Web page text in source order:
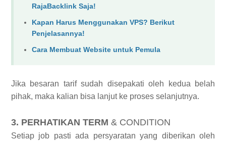
RajaBacklink Saja!
Kapan Harus Menggunakan VPS? Berikut
Penjelasannya!
Cara Membuat Website untuk Pemula
Jika besaran tarif sudah disepakati oleh kedua belah
pihak, maka kalian bisa lanjut ke proses selanjutnya.
3. PERHATIKAN TERM & CONDITION
Setiap job pasti ada persyaratan yang diberikan oleh